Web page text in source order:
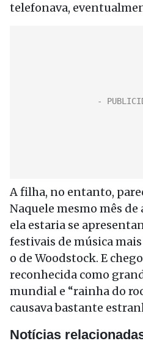
telefonava,
A filha, no entanto,
Naquele mesmo mês
ela estaria se
festivais de música
o de Woodstock. E
reconhecida como
mundial e “rainha do
causava bastante
Notícias